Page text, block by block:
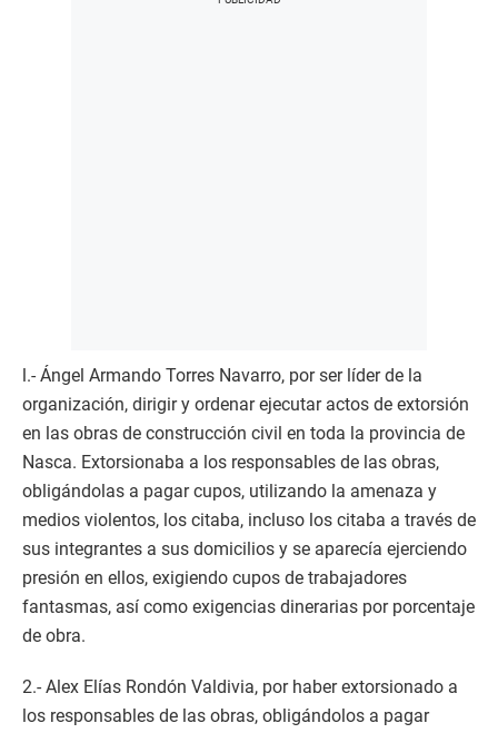
l.- Ángel Armando Torres Navarro, por ser líder de la
organización, dirigir y ordenar ejecutar actos de extorsión
en las obras de construcción civil en toda la provincia de
Nasca. Extorsionaba a los responsables de las obras,
obligándolas a pagar cupos, utilizando la amenaza y
medios violentos, los citaba, incluso los citaba a través de
sus integrantes a sus domicilios y se aparecía ejerciendo
presión en ellos, exigiendo cupos de trabajadores
fantasmas, así como exigencias dinerarias por porcentaje
de obra.
2.- Alex Elías Rondón Valdivia, por haber extorsionado a
los responsables de las obras, obligándolos a pagar